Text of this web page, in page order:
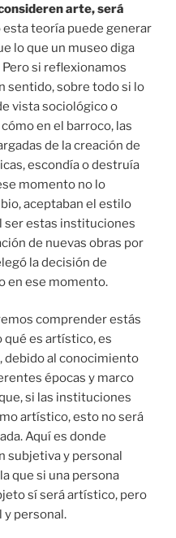
arte, será
teoría puede generar
lo que un museo diga
Pero si reflexionamos
sentido, sobre todo si lo
vista sociológico o
en el barroco, las
de la creación de
escondía o destruía
momento no lo
aceptaban el estilo
ser estas instituciones
de nuevas obras por
la decisión de
en ese momento.
comprender estás
qué es artístico, es
debido al conocimiento
épocas y marco
si las instituciones
artístico, esto no será
Aquí es donde
subjetiva y personal
que si una persona
sí será artístico, pero
y personal.